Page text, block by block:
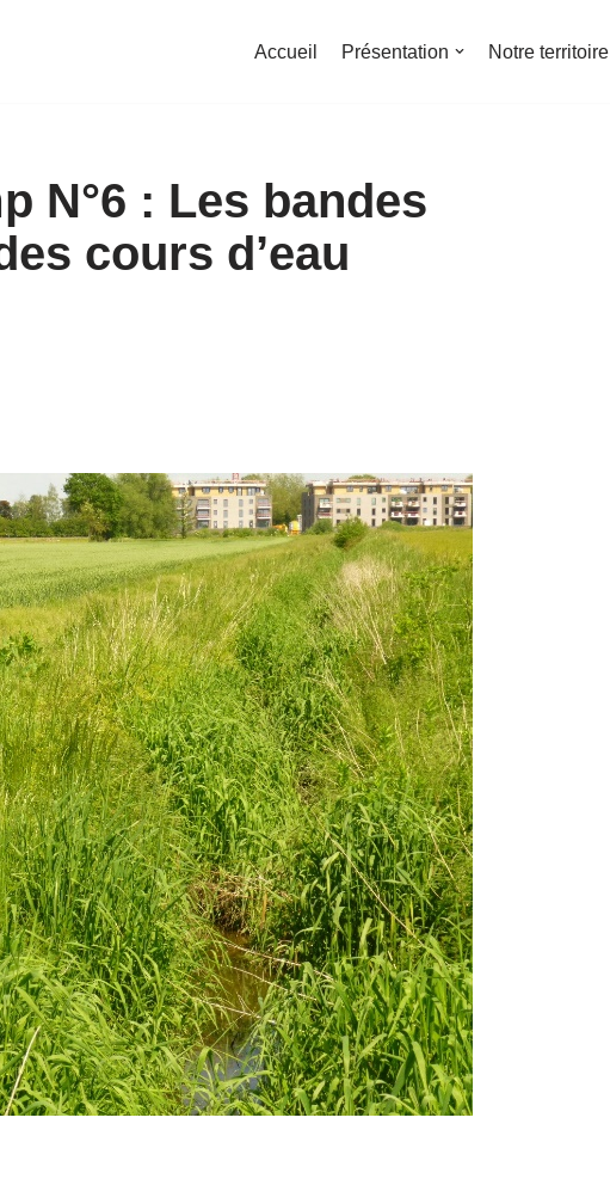
Accueil Présentation Notre territoire
N°6 : Les bandes
cours d’eau